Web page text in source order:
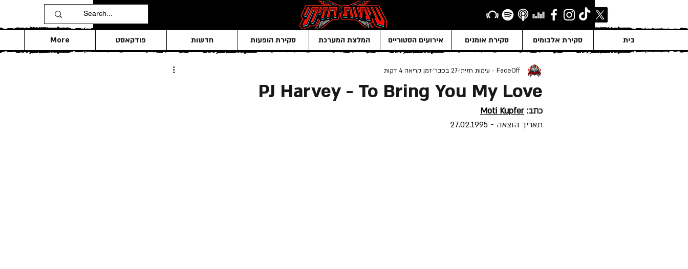
בית סקירת אלבומים סקירת אומנים אירועים הסטוריים המלצת המערכת סקירת הופעות חדשות פודקאסט More
PJ Harvey - To Bring You My Love
FaceOff - עימות חזיתי 27 בפבר׳ זמן קריאה 4 דקות
כתב: Moti Kupfer
תאריך הוצאה - 27.02.1995